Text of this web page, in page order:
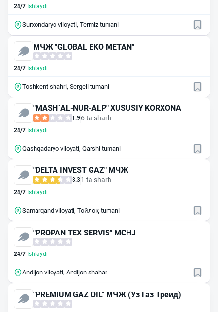
24/7 Ishlaydi
Surxondaryo viloyati, Termiz tumani
МЧЖ "GLOBAL EKO METAN"
24/7 Ishlaydi
Toshkent shahri, Sergeli tumani
"MASH`AL-NUR-ALP" XUSUSIY KORXONA
1.9 6 ta sharh
24/7 Ishlaydi
Qashqadaryo viloyati, Qarshi tumani
"DELTA INVEST GAZ" МЧЖ
3.3 1 ta sharh
24/7 Ishlaydi
Samarqand viloyati, Тойлоқ tumani
"PROPAN TEX SERVIS" MCHJ
24/7 Ishlaydi
Andijon viloyati, Andijon shahar
"PREMIUM GAZ OIL" МЧЖ (Уз Газ Трейд)